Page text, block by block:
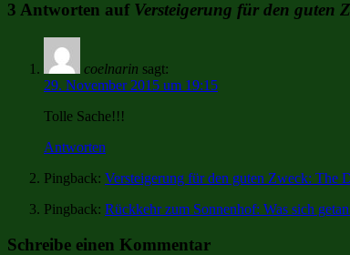
3 Antworten auf Versteigerung für den guten
coelnarin sagt:
29. November 2015 um 19:15
Tolle Sache!!!
Antworten
Pingback: Versteigerung für den guten Zweck: The
Pingback: Rückkehr zum Sonnenhof: Was sich
Schreibe einen Kommentar